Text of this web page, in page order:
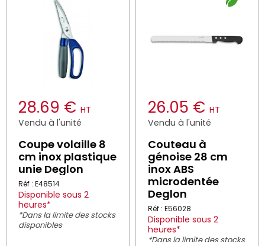
28.69 € HT
Vendu à l'unité
Coupe volaille 8
cm inox plastique
unie Deglon
Réf : E48514
Disponible sous 2
heures*
*Dans la limite des stocks
disponibles
26.05 € HT
Vendu à l'unité
Couteau à
génoise 28 cm
inox ABS
microdentée
Deglon
Réf : E56028
Disponible sous 2
heures*
*Dans la limite des stocks